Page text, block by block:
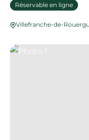
Réservable en ligne
Villefranche-de-
Photo 1